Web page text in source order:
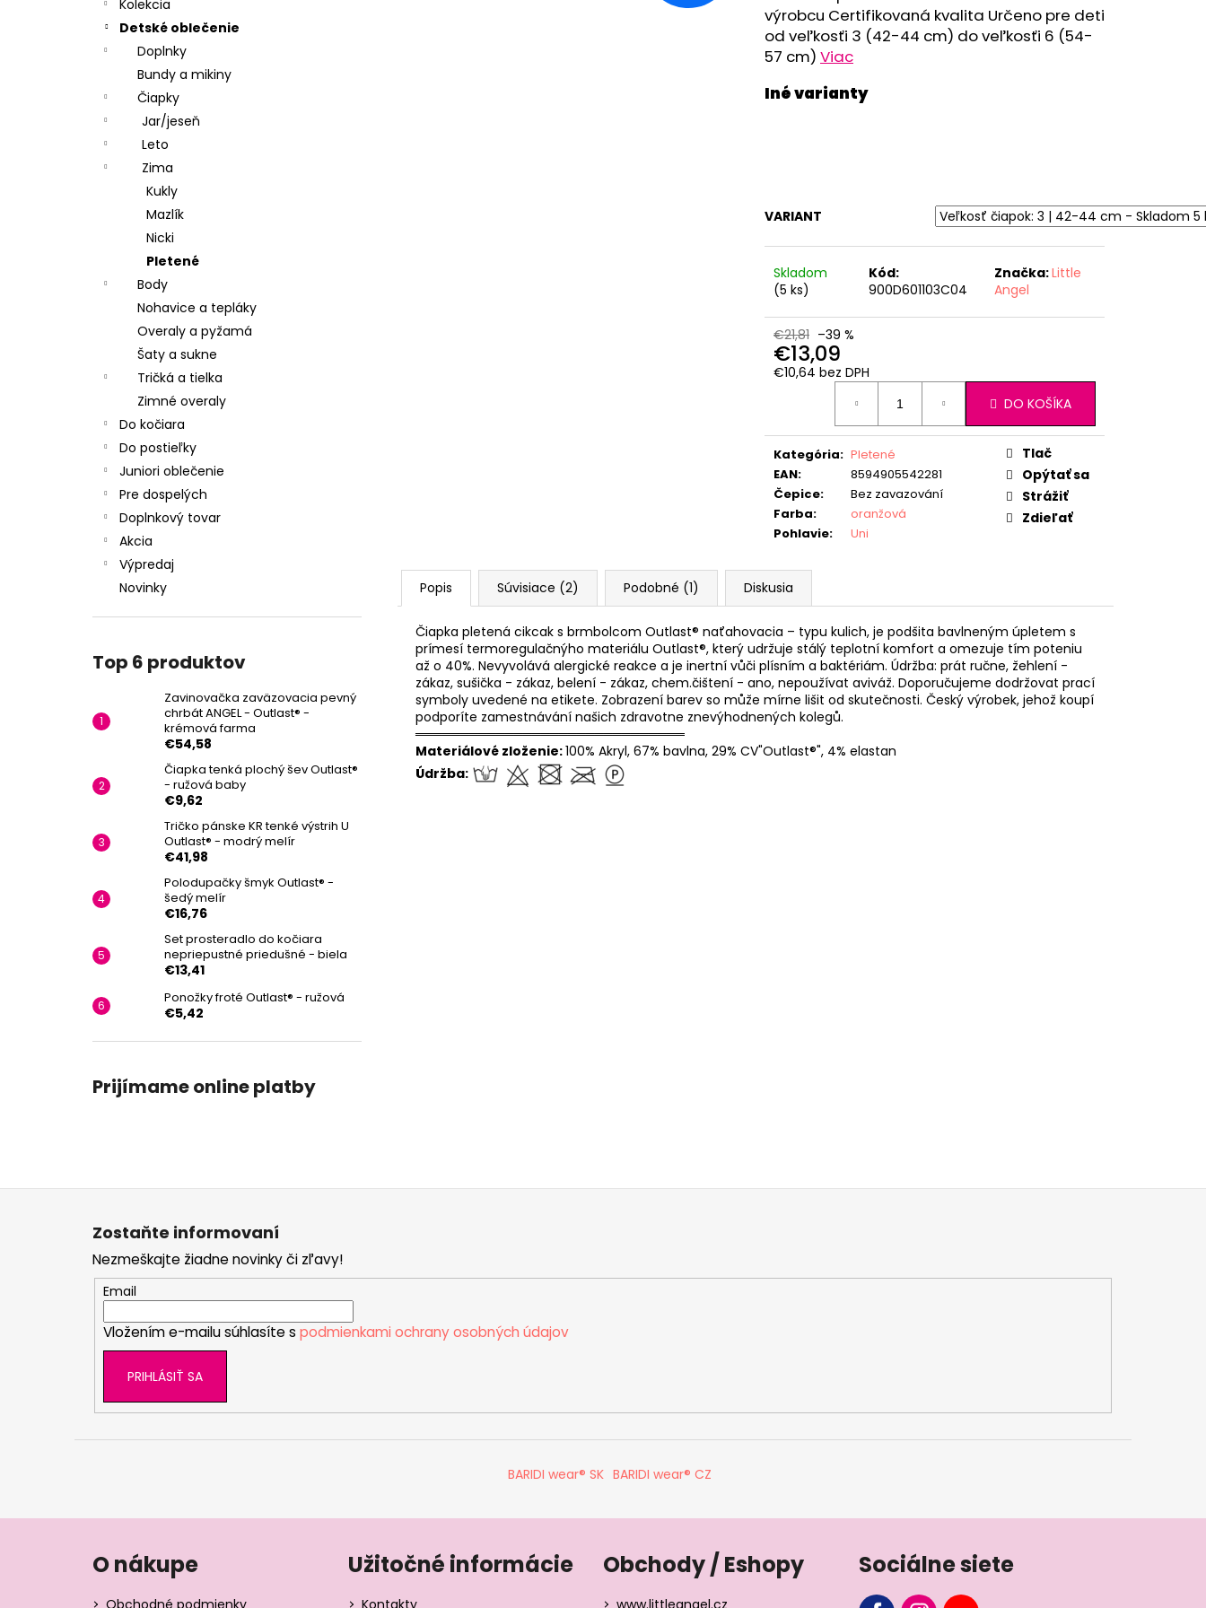
Kolekcia
Detské oblečenie
Doplnky
Bundy a mikiny
Čiapky
Jar/jeseň
Leto
Zima
Kukly
Mazlík
Nicki
Pletené
Body
Nohavice a tepláky
Overaly a pyžamá
Šaty a sukne
Tričká a tielka
Zimné overaly
Do kočiara
Do postieľky
Juniori oblečenie
Pre dospelých
Doplnkový tovar
Akcia
Výpredaj
Novinky
Top 6 produktov
Zavinovačka zaväzovacia pevný
chrbát ANGEL - Outlast® -
krémová farma
€54,58
Čiapka tenká plochý šev Outlast®
- ružová baby
€9,62
Tričko pánske KR tenké výstrih U
Outlast® - modrý melír
€41,98
Polodupačky šmyk Outlast® -
šedý melír
€16,76
Set prosteradlo do kočiara
nepriepustné priedušné - biela
€13,41
Ponožky froté Outlast® - ružová
€5,42
Prijímame online platby
výrobcu Certifikovaná kvalita Určeno pre deti
od veľkosťi 3 (42-44 cm) do veľkosťi 6 (54-
57 cm) Viac
VARIANT
Skladom
(5 ks)
Kód:
900D601103C04
Značka:Little
Angel
€21,81 –39 %
€13,09
€10,64 bez DPH
DO KOŠÍKA
Kategória: Pletené
EAN:
8594905542281
Čepice:
Bez zavazování
Farba:
oranžová
Pohlavie: Uni
Tlač
Opýtať sa
Strážiť
Zdieľať
Popis Súvisiace (2) Podobné (1) Diskusia
Čiapka pletená cikcak s brmbolcom Outlast® naťahovacia – typu kulich, je podšita bavlneným úpletem s
prímesí termoregulačnýho materiálu Outlast®, který udržuje stálý teplotní komfort a omezuje tím poteniu
až o 40%. Nevyvolává alergické reakce a je inertní vůči plísním a baktériám. Údržba: prát ručne, žehlení -
zákaz, sušička - zákaz, belení - zákaz, chem.čištení - ano, nepoužívat aviváž. Doporučujeme dodržovat prací
symboly uvedené na etikete. Zobrazení barev so může mírne lišit od skutečnosti. Český výrobek, jehož koupí
podporíte zamestnávání našich zdravotne znevýhodnených kolegů.
══════════════════════════════
Materiálové zloženie:100% Akryl, 67% bavlna, 29% CV"Outlast®", 4% elastan
Údržba:
Zostaňte informovaní
Nezmeškajte žiadne novinky či zľavy!
Email
Vložením e-mailu súhlasíte s podmienkami ochrany osobných údajov
PRIHLÁSIŤ SA
BARIDI wear® SK BARIDI wear® CZ
O nákupe
Obchodné podmienky
Užitočné informácie
Kontakty
Obchody / Eshopy
www.littleangel.cz
Sociálne siete